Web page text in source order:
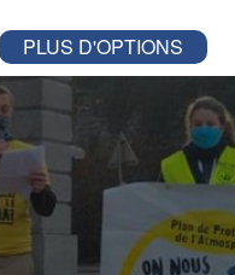
PLUS D'OPTIONS